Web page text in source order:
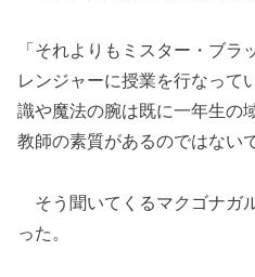
「それよりもミスター・ブ
レンジャーに授業を行なって
識や魔法の腕は既に一年生の
教師の素質があるのではない
そう聞いてくるマクゴナガ
った。